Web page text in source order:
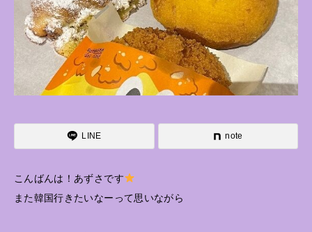
LINE note
こんばんは！あずさです
また韓国行きたいなーって思いながら